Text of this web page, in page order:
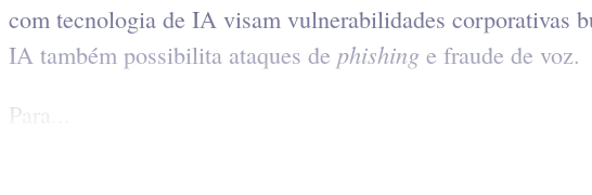
com tecnologia de IA visam vulnerabilidades corporativas
IA também possibilita ataques de phishing e fraude de voz.
Para...